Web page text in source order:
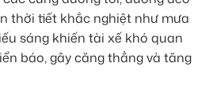
thời tiết khắc nghiệt như mưa
sáng khiến tài xế khó quan
báo, gây căng thẳng và tăng